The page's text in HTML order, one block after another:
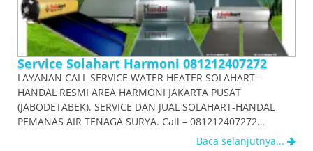
Service Solahart Harmoni 081212407272
LAYANAN CALL SERVICE WATER HEATER SOLAHART –
HANDAL RESMI AREA HARMONI JAKARTA PUSAT
(JABODETABEK). SERVICE DAN JUAL SOLAHART-HANDAL
PEMANAS AIR TENAGA SURYA. Call – 081212407272…
Baca selanjutnya...